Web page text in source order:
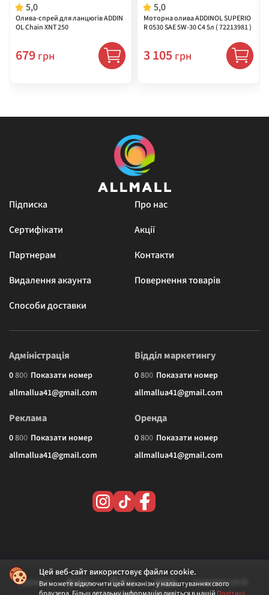
5,0
Олива-спрей для ланцюгів ADDIN
OL Chain XNT 250
679 грн
5,0
Моторна олива ADDINOL SUPERIO
R 0530 SAE 5W-30 C4 5л ( 72213981 )
3 105 грн
Цей веб-сайт використовує файли cookie.
Ви можете відключити цей механізм у налаштуваннях свого
Підписка
Про нас
Сертифікати
Акції
Партнерам
Контакти
Видалення акаунта
Повернення товарів
Способи доставки
Адміністрація
0800 Показати номер
allmallua41@gmail.com
Відділ маркетингу
0800 Показати номер
allmallua41@gmail.com
Реклама
0800 Показати номер
allmallua41@gmail.com
Оренда
0800 Показати номер
allmallua41@gmail.com